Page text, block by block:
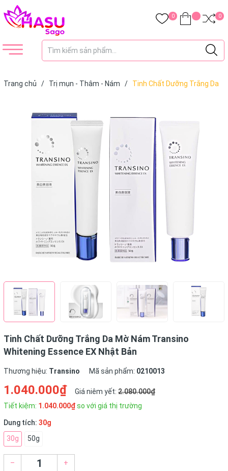
0 0
Trang chủ / Trị mụn - Thâm - Nám /
Tinh Chất Dưỡng Trắng Da
Tinh Chất Dưỡng Trắng Da Mờ Nám Transino
Whitening Essence EX Nhật Bản
Thương hiệu: Transino Mã sản phẩm: 0210013
1.040.000₫ Giá niêm yết: 2.080.000₫
Tiết kiệm: 1.040.000₫so với giá thị trường
Dung tích: 30g
30g
50g
– +